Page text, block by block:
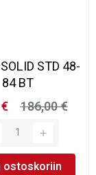
STD 48-
84 BT
186,00 €
ostoskoriin